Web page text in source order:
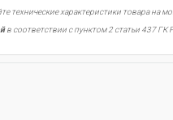
технические характеристики товара на
в соответствии с пунктом 2 статьи 437 ГК